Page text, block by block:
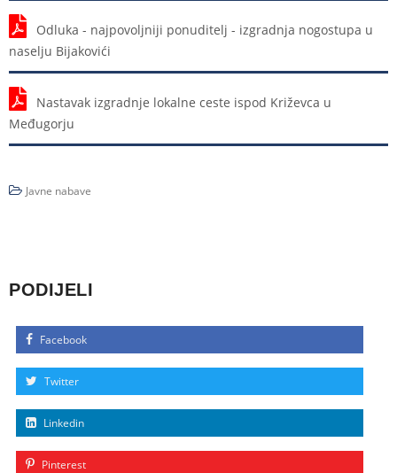
Odluka - najpovoljniji ponuditelj - izgradnja nogostupa u
naselju Bijakovići
Nastavak izgradnje lokalne ceste ispod Križevca u
Međugorju
Javne nabave
PODIJELI
Facebook
Twitter
Linkedin
Pinterest